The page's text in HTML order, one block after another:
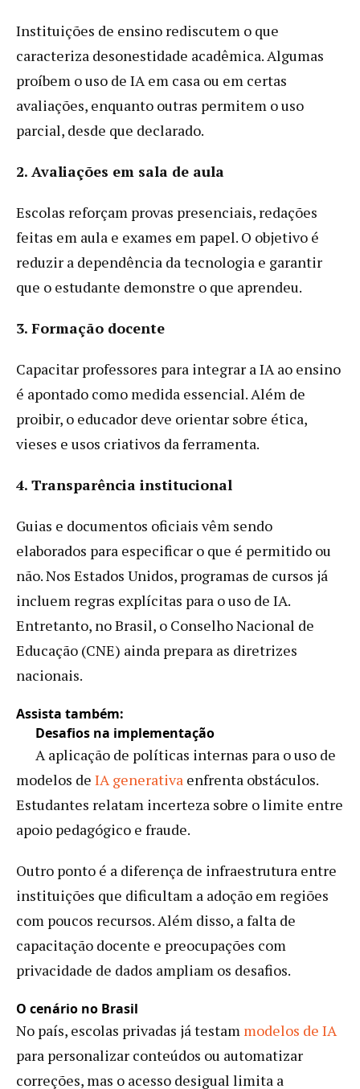
Instituições de ensino rediscutem o que
caracteriza desonestidade acadêmica. Algumas
proíbem o uso de IA em casa ou em certas
avaliações, enquanto outras permitem o uso
parcial, desde que declarado.
2. Avaliações em sala de aula
Escolas reforçam provas presenciais, redações
feitas em aula e exames em papel. O objetivo é
reduzir a dependência da tecnologia e garantir
que o estudante demonstre o que aprendeu.
3. Formação docente
Capacitar professores para integrar a IA ao ensino
é apontado como medida essencial. Além de
proibir, o educador deve orientar sobre ética,
vieses e usos criativos da ferramenta.
4. Transparência institucional
Guias e documentos oficiais vêm sendo
elaborados para especificar o que é permitido ou
não. Nos Estados Unidos, programas de cursos já
incluem regras explícitas para o uso de IA.
Entretanto, no Brasil, o Conselho Nacional de
Educação (CNE) ainda prepara as diretrizes
nacionais.
Assista também:
Desafios na implementação
A aplicação de políticas internas para o uso de
modelos de IA generativa enfrenta obstáculos.
Estudantes relatam incerteza sobre o limite entre
apoio pedagógico e fraude.
Outro ponto é a diferença de infraestrutura entre
instituições que dificultam a adoção em regiões
com poucos recursos. Além disso, a falta de
capacitação docente e preocupações com
privacidade de dados ampliam os desafios.
O cenário no Brasil
No país, escolas privadas já testam modelos de IA
para personalizar conteúdos ou automatizar
correções, mas o acesso desigual limita a